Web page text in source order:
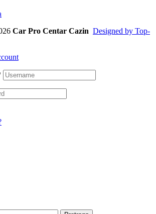
Car Pro Centar Cazin Designed by Top-